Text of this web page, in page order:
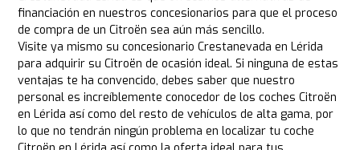
financiación en nuestros concesionarios para que el proceso
de compra de un Citroën sea aún más sencillo.
Visite ya mismo su concesionario Crestanevada en Lérida
para adquirir su Citroën de ocasión ideal. Si ninguna de estas
ventajas te ha convencido, debes saber que nuestro
personal es increíblemente conocedor de los coches Citroën
en Lérida así como del resto de vehículos de alta gama, por
lo que no tendrán ningún problema en localizar tu coche